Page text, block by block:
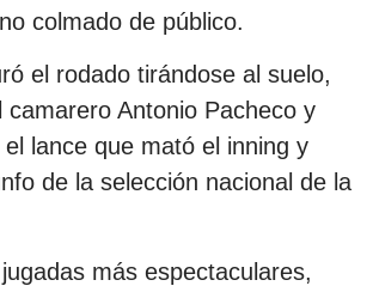
colmado de público.
el rodado tirándose al suelo,
camarero Antonio Pacheco y
lance que mató el inning y
de la selección nacional de la
más espectaculares,